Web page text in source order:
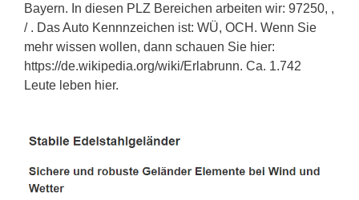
Bayern. In diesen PLZ Bereichen arbeiten wir: 97250, ,
/ . Das Auto Kennnzeichen ist: WÜ, OCH. Wenn Sie
mehr wissen wollen, dann schauen Sie hier:
https://de.wikipedia.org/wiki/Erlabrunn. Ca. 1.742
Leute leben hier.